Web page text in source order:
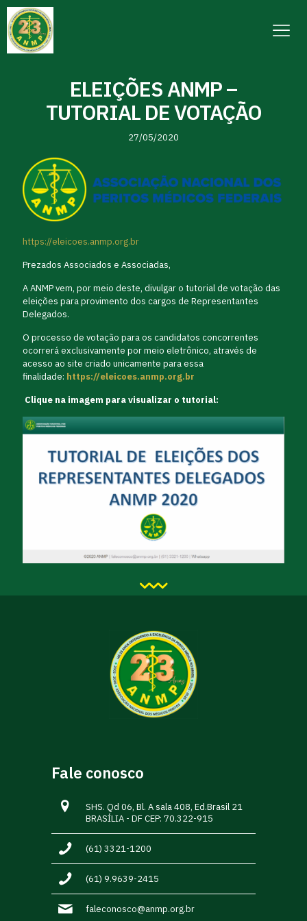
ELEIÇÕES ANMP –
TUTORIAL DE VOTAÇÃO
27/05/2020
https://eleicoes.anmp.org.br
Prezados Associados e Associadas,
A ANMP vem, por meio deste, divulgar o tutorial de votação das
eleições para provimento dos cargos de Representantes
Delegados.
O processo de votação para os candidatos concorrentes
ocorrerá exclusivamente por meio eletrônico, através de
acesso ao site criado unicamente para essa
finalidade: https://eleicoes.anmp.org.br
Clique na imagem para visualizar o tutorial:
Fale conosco
SHS. Qd 06, Bl. A sala 408, Ed.Brasil 21
BRASÍLIA - DF CEP: 70.322-915
(61) 3321-1200
(61) 9.9639-2415
faleconosco@anmp.org.br